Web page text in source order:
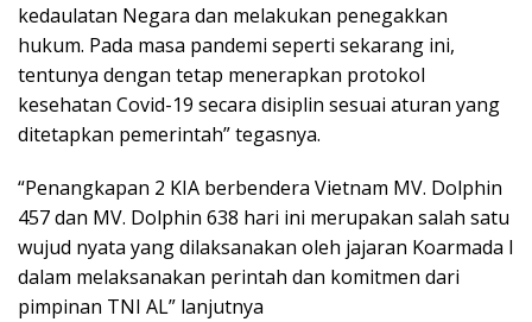
kedaulatan Negara dan melakukan penegakkan
hukum. Pada masa pandemi seperti sekarang ini,
tentunya dengan tetap menerapkan protokol
kesehatan Covid-19 secara disiplin sesuai aturan yang
ditetapkan pemerintah” tegasnya.
“Penangkapan 2 KIA berbendera Vietnam MV. Dolphin
457 dan MV. Dolphin 638 hari ini merupakan salah satu
wujud nyata yang dilaksanakan oleh jajaran Koarmada I
dalam melaksanakan perintah dan komitmen dari
pimpinan TNI AL” lanjutnya